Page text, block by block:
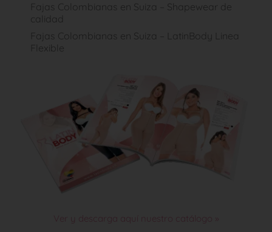
Fajas Colombianas en Suiza – Shapewear de
calidad
Fajas Colombianas en Suiza – LatinBody Linea
Flexible
Ver y descarga aquí nuestro catálogo »